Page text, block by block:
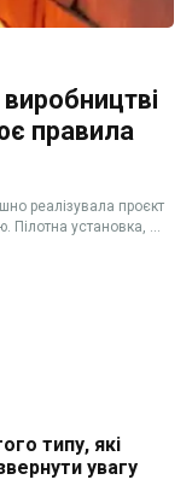
правила
реалізувала проєкт
Пілотна установка, ...
типу, які
увагу